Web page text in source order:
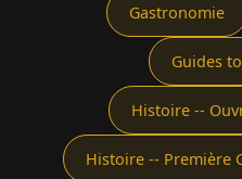
Gastronomie
Guides
Histoire --
Histoire -- Première